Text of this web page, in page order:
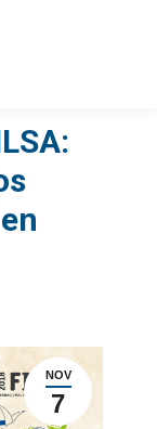
NOV
7